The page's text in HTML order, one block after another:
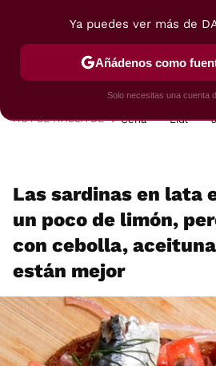
POSTRES VIAJES
HOY SE HABLA DE Cena Lidl
Las sardinas en lata
un poco de limón,
con cebolla,
están mejor
Ya puedes ver más de
Añádenos como
Solo necesitas una cuenta